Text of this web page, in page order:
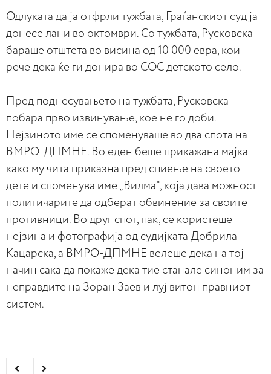
Одлуката да ја отфрли тужбата, Граѓанскиот суд ја
донесе лани во октомври. Со тужбата, Русковска
бараше отштета во висина од 10 000 евра, кои
рече дека ќе ги донира во СОС детското село.
Пред поднесувањето на тужбата, Русковска
побара прво извинување, кое не го доби.
Нејзиното име се споменуваше во два спота на
ВМРО-ДПМНЕ. Во еден беше прикажана мајка
како му чита приказна пред спиење на своето
дете и споменува име „Вилма“, која дава можност
политичарите да одберат обвинение за своите
противници. Во друг спот, пак, се користеше
нејзина и фотографија од судијката Добрила
Кацарска, а ВМРО-ДПМНЕ велеше дека на тој
начин сака да покаже дека тие станале синоним за
неправдите на Зоран Заев и луј витон правниот
систем.